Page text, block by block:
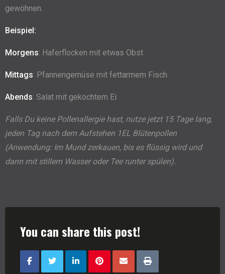
gewöhnen.
Beispiel:
Morgens: Haferflocken mit etwas Obst
Mittags: Pfannengemüse mit fettarmem Fisch
Abends: Salat mit gekochtem Ei
Falls Du keine Pollenallergie hast, nutze jetzt 15 Tage lang,
jeden Tag nach dem Aufstehen 1EL Blütenpollen
(Anwendung: Im Mund zerkauen, bis es flüssig wird und
dann mit stillem Wasser oder Tee runter spülen).
You can share this post!